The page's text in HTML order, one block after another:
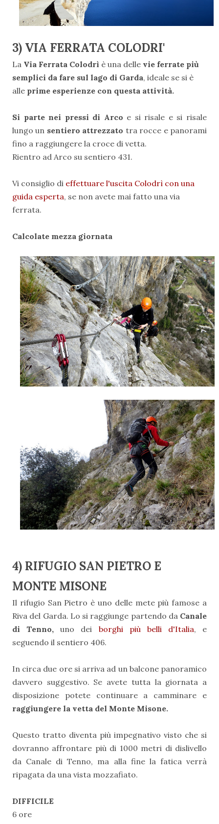
3) VIA FERRATA COLODRI'
La Via Ferrata Colodrì è una delle vie ferrate più
semplici da fare sul lago di Garda, ideale se si è
alle prime esperienze con questa attività.
Si parte nei pressi di Arco e si risale e si risale
lungo un sentiero attrezzato tra rocce e panorami
fino a raggiungere la croce di vetta.
Rientro ad Arco su sentiero 431.
Vi consiglio di effettuare l'uscita Colodrì con una
guida esperta, se non avete mai fatto una via
ferrata.
Calcolate mezza giornata
4) RIFUGIO SAN PIETRO E
MONTE MISONE
Il rifugio San Pietro è uno delle mete più famose a
Riva del Garda. Lo si raggiunge partendo da Canale
di Tenno, uno dei borghi più belli d'Italia, e
seguendo il sentiero 406.
In circa due ore si arriva ad un balcone panoramico
davvero suggestivo. Se avete tutta la giornata a
disposizione potete continuare a camminare e
raggiungere la vetta del Monte Misone.
Questo tratto diventa più impegnativo visto che si
dovranno affrontare più di 1000 metri di dislivello
da Canale di Tenno, ma alla fine la fatica verrà
ripagata da una vista mozzafiato.
DIFFICILE
6 ore